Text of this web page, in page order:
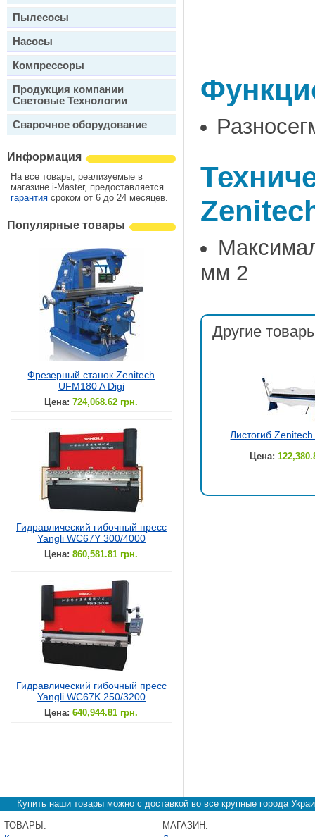
Пылесосы
Насосы
Компрессоры
Продукция компании
Световые Технологии
Сварочное оборудование
Информация
На все товары, реализуемые в
магазине i-Master, предоставляется
гарантия сроком от 6 до 24 месяцев.
Популярные товары
Фрезерный станок Zenitech
UFM180 A Digi
Цена: 724,068.62 грн.
Гидравлический гибочный пресс
Yangli WC67Y 300/4000
Цена: 860,581.81 грн.
Гидравлический гибочный пресс
Yangli WC67K 250/3200
Цена: 640,944.81 грн.
мм 2
Другие
Листогиб
Цена:
Купить наши товары можно с доставкой во все крупные города
ТОВАРЫ:
МАГАЗИН: